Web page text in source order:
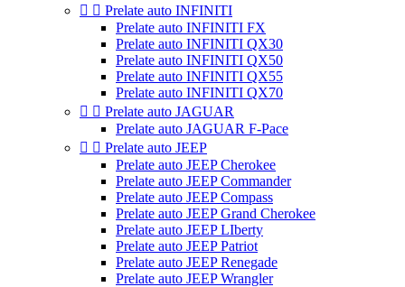
  Prelate auto INFINITI
Prelate auto INFINITI FX
Prelate auto INFINITI QX30
Prelate auto INFINITI QX50
Prelate auto INFINITI QX55
Prelate auto INFINITI QX70
  Prelate auto JAGUAR
Prelate auto JAGUAR F-Pace
  Prelate auto JEEP
Prelate auto JEEP Cherokee
Prelate auto JEEP Commander
Prelate auto JEEP Compass
Prelate auto JEEP Grand Cherokee
Prelate auto JEEP LIberty
Prelate auto JEEP Patriot
Prelate auto JEEP Renegade
Prelate auto JEEP Wrangler